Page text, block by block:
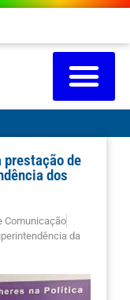
prestação de
dos
Comunicação
da